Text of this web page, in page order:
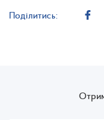
Поділитись: